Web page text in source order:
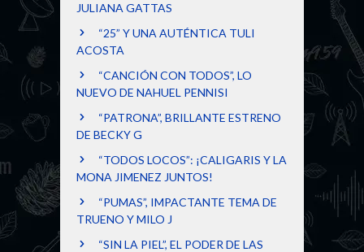
JULIANA GATTAS
“25” Y UNA AUTÉNTICA TULI
ACOSTA
“CANCIÓN CON TODOS”, LO
NUEVO DE NAHUEL PENNISI
“PATRONA”, BRILLANTE ESTRENO
DE BECKY G
“TODOS LOCOS”: ¡CALIGARIS Y LA
MONA JIMENEZ JUNTOS!
“PUMAS”, IMPACTANTE TEMA DE
TRUENO Y MILO J
“SIN LA PIEL”, EL PODER DE LAS